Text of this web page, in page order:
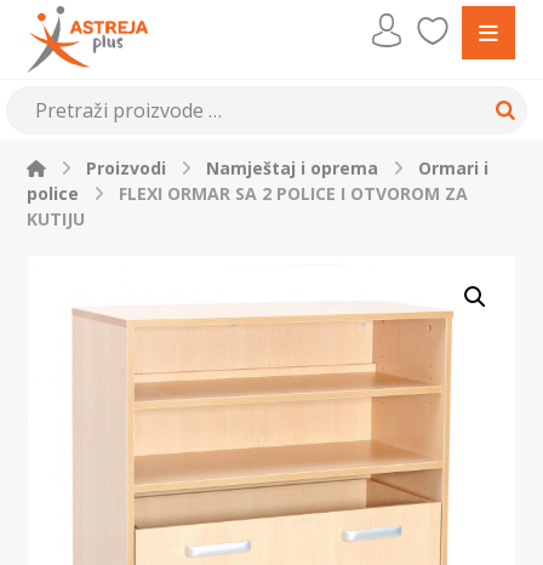
Proizvodi Namještaj i oprema
Ormari i
police
FLEXI ORMAR SA 2 POLICE I OTVOROM ZA
KUTIJU